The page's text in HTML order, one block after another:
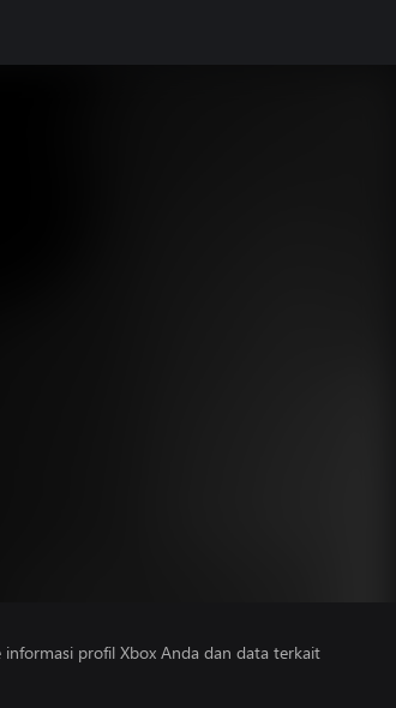
profil Xbox Anda dan data terkait